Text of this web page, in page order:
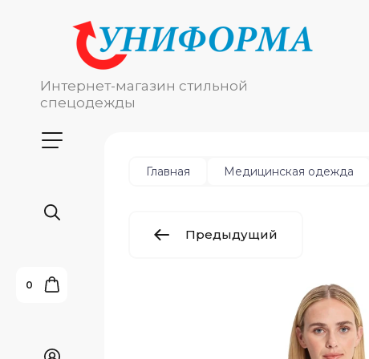
0
Интернет-магазин стильной
спецодежды
Главная Медицинская одежда
Предыдущий